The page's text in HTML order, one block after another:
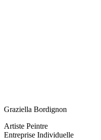
Graziella Bordignon
Artiste Peintre
Entreprise Individuelle